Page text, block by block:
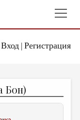
Вход| Регистрация
Бон)